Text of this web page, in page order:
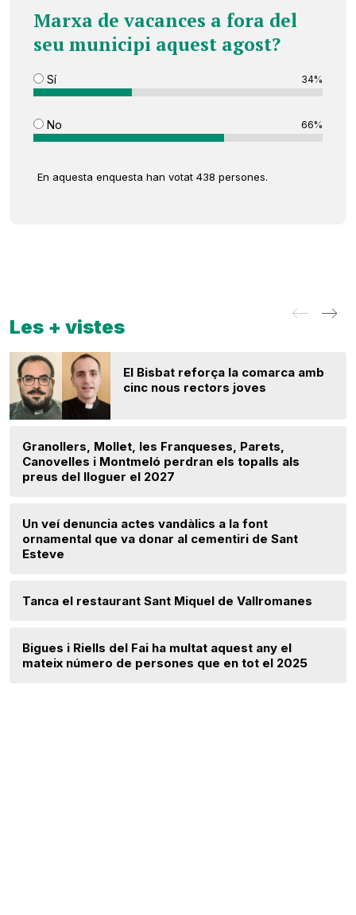
Marxa de vacances a fora del
seu municipi aquest agost?
Sí 34%
No 66%
En aquesta enquesta han votat 438 persones.
Les + vistes
El Bisbat reforça la comarca amb
cinc nous rectors joves
Granollers, Mollet, les Franqueses, Parets,
Canovelles i Montmeló perdran els topalls als
preus del lloguer el 2027
Un veí denuncia actes vandàlics a la font
ornamental que va donar al cementiri de Sant
Esteve
Tanca el restaurant Sant Miquel de Vallromanes
Bigues i Riells del Fai ha multat aquest any el
mateix número de persones que en tot el 2025